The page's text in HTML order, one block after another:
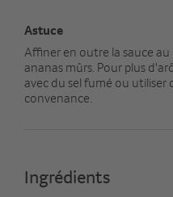
Astuce
Affiner en outre la sauce
ananas mûrs. Pour plus
avec du sel fumé ou utiliser
convenance.
Ingrédients